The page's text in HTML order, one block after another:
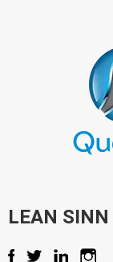
LEAN SINN